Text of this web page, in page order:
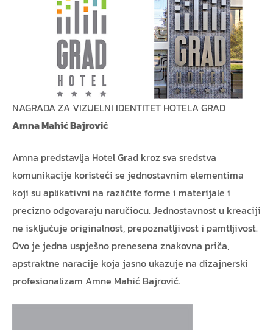
NAGRADA ZA VIZUELNI IDENTITET HOTELA GRAD
Amna Mahić Bajrović
Amna predstavlja Hotel Grad kroz sva sredstva
komunikacije koristeći se jednostavnim elementima
koji su aplikativni na različite forme i materijale i
precizno odgovaraju naručiocu. Jednostavnost u kreaciji
ne isključuje originalnost, prepoznatljivost i pamtljivost.
Ovo je jedna uspješno prenesena znakovna priča,
apstraktne naracije koja jasno ukazuje na dizajnerski
profesionalizam Amne Mahić Bajrović.